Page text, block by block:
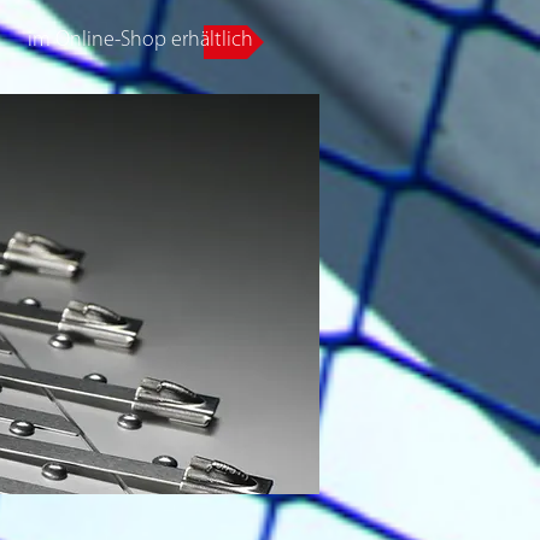
im Online-Shop erhältlich